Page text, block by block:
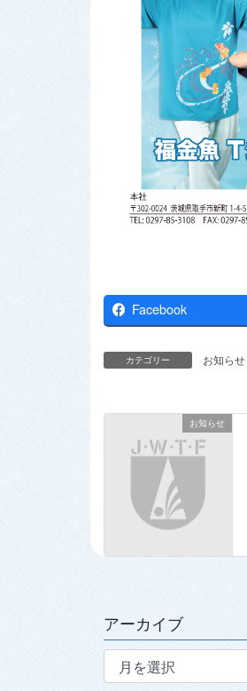
Facebook
カテゴリー お知らせ
お知らせ
アーカイブ
ア